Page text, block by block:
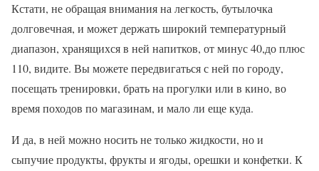
Кстати, не обращая внимания на легкость, бутылочка
долговечная, и может держать широкий температурный
диапазон, хранящихся в ней напитков, от минус 40,до плюс
110, видите. Вы можете передвигаться с ней по городу,
посещать тренировки, брать на прогулки или в кино, во
время походов по магазинам, и мало ли еще куда.
И да, в ней можно носить не только жидкости, но и
сыпучие продукты, фрукты и ягоды, орешки и конфетки. К